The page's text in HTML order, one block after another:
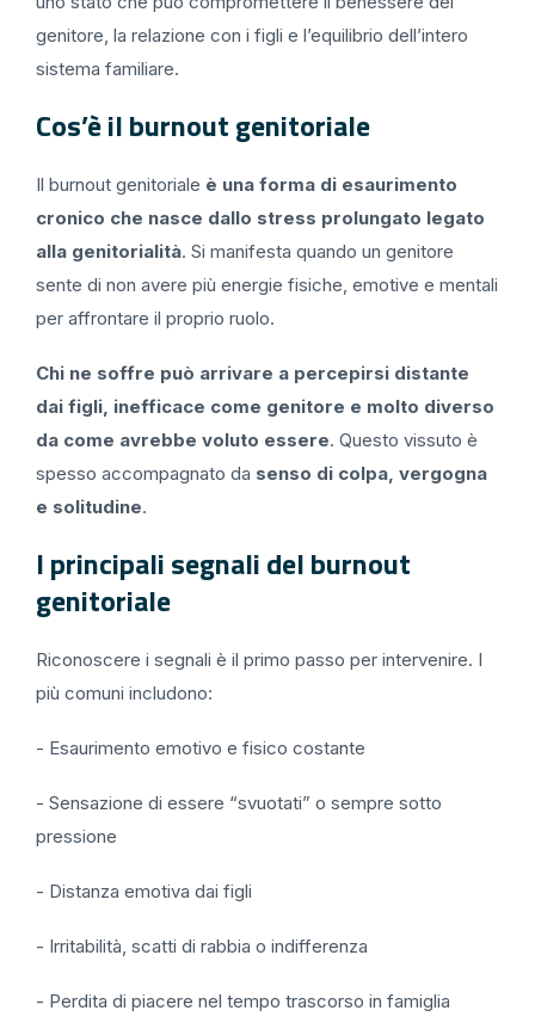
genitore, la relazione con i figli e l’equilibrio dell’intero
sistema familiare.
Cos’è il burnout genitoriale
Il burnout genitoriale è una forma di esaurimento
cronico che nasce dallo stress prolungato legato
alla genitorialità. Si manifesta quando un genitore
sente di non avere più energie fisiche, emotive e mentali
per affrontare il proprio ruolo.
Chi ne soffre può arrivare a percepirsi distante
dai figli, inefficace come genitore e molto diverso
da come avrebbe voluto essere. Questo vissuto è
spesso accompagnato da senso di colpa, vergogna
e solitudine.
I principali segnali del burnout
genitoriale
Riconoscere i segnali è il primo passo per intervenire. I
più comuni includono:
- Esaurimento emotivo e fisico costante
- Sensazione di essere “svuotati” o sempre sotto
pressione
- Distanza emotiva dai figli
- Irritabilità, scatti di rabbia o indifferenza
- Perdita di piacere nel tempo trascorso in famiglia